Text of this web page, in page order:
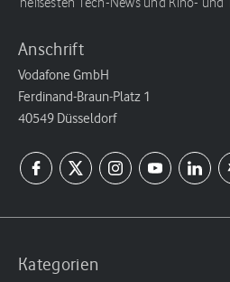
heißesten Tech-News und Kino- und
Anschrift
Vodafone GmbH
Ferdinand-Braun-Platz 1
40549 Düsseldorf
Kategorien